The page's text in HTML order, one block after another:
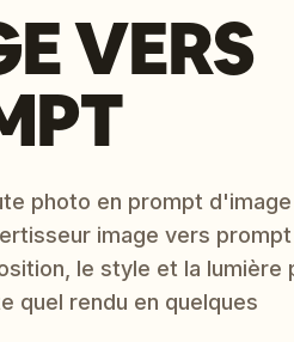
VERS
photo en prompt d'image
image vers
le style et la lumière
quel rendu en quelques